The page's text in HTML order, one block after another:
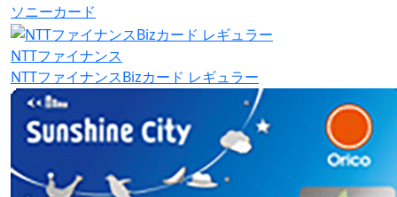
ソニーカード
NTTファイナンス
NTTファイナンスBizカード レギュラー